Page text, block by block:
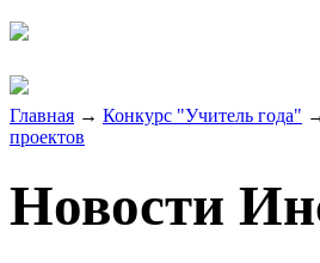
Главная → Конкурс "Учитель года"
проектов
Новости